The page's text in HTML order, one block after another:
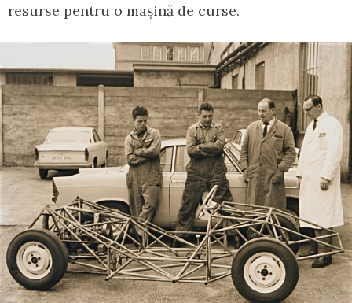
resurse pentru o mașină de curse.